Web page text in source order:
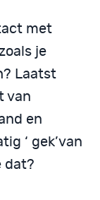
met
je
Laatst
van
en
‘ gek’van
dat?